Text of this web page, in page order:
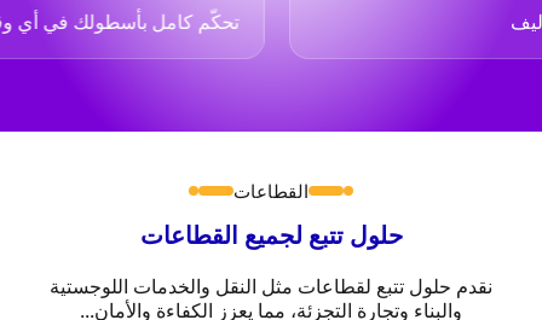
تحكّم كامل بأسطولك في أي وقت ومن
القطاعات
حلول تتبع لجميع القطاعات
نقدم حلول تتبع لقطاعات مثل النقل والخدمات اللوجستية
والبناء وتجارة التجزئة، مما يعزز الكفاءة والأمان...